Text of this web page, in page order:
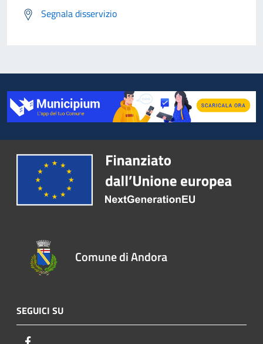
Segnala disservizio
Comune di Andora
SEGUICI SU